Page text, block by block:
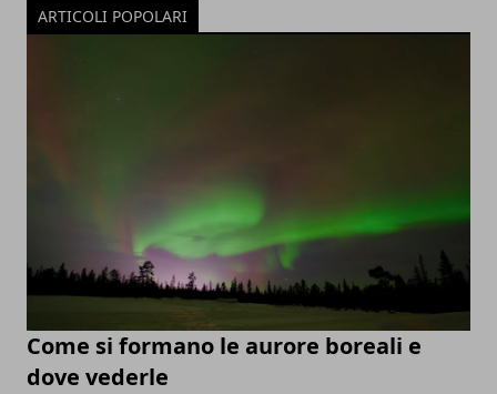
ARTICOLI POPOLARI
Come si formano le aurore boreali e
dove vederle